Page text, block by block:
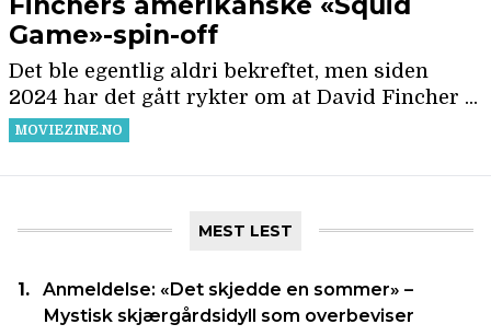
MEST LEST
Anmeldelse: «Det skjedde en sommer» –
Mystisk skjærgårdsidyll som overbeviser